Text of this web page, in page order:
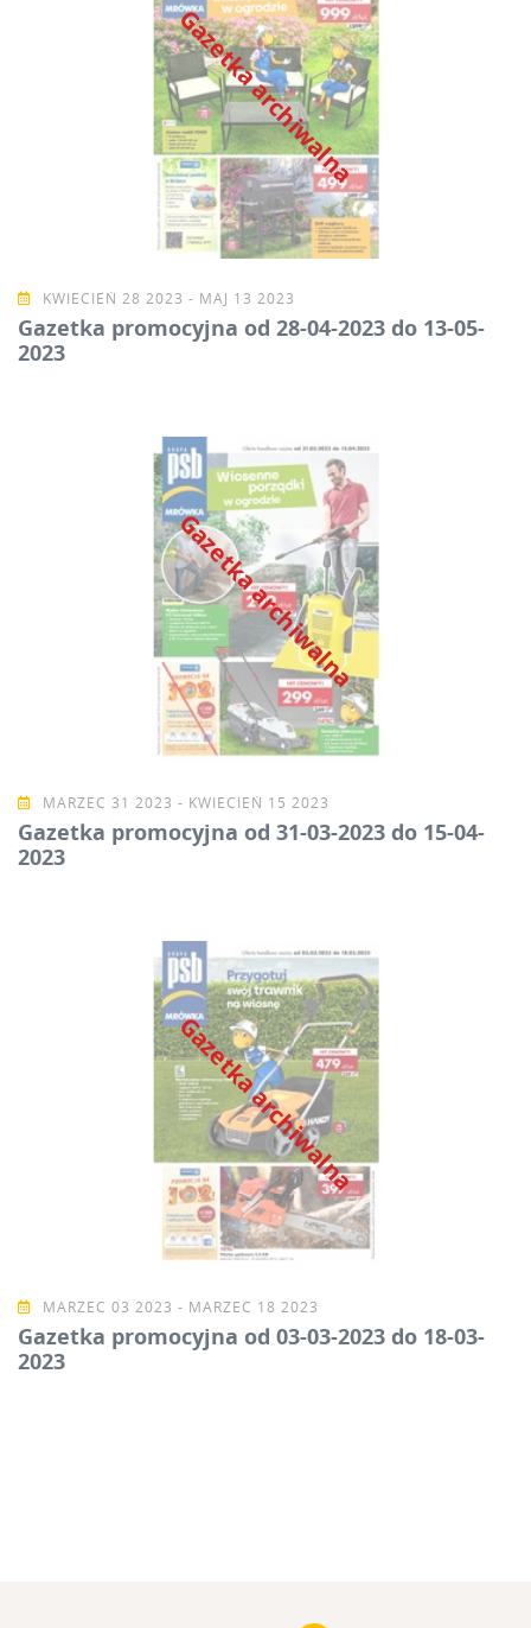
Gazetka archiwalna
KWIECIEŃ 28 2023 - MAJ 13 2023
Gazetka promocyjna od 28-04-2023 do 13-05-
2023
Gazetka archiwalna
MARZEC 31 2023 - KWIECIEŃ 15 2023
Gazetka promocyjna od 31-03-2023 do 15-04-
2023
Gazetka archiwalna
MARZEC 03 2023 - MARZEC 18 2023
Gazetka promocyjna od 03-03-2023 do 18-03-
2023